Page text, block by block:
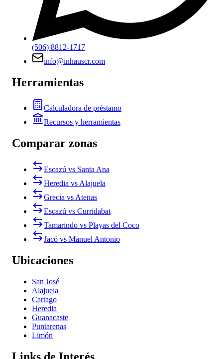
(506) 8812-1717
info@inhauscr.com
Herramientas
Calculadora de préstamo
Recursos y herramientas
Comparar zonas
Escazú vs Santa Ana
Heredia vs Alajuela
Grecia vs Atenas
Escazú vs Curridabat
Tamarindo vs Playas del Coco
Jacó vs Manuel Antonio
Ubicaciones
San José
Alajuela
Cartago
Heredia
Guanacaste
Puntarenas
Limón